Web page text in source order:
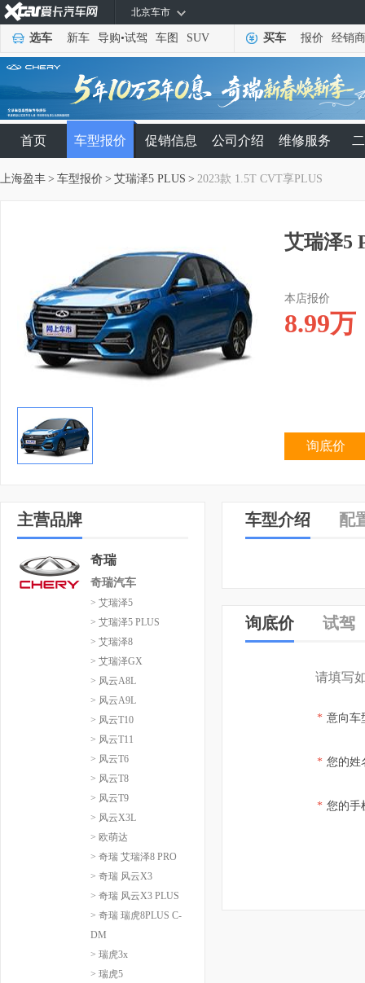
北京车市
选车 新车 导购•试驾 车图 SUV 买车 报价 经销商
首页 车型报价 促销信息 公司介绍 维修服务
上海盈丰 > 车型报价 > 艾瑞泽5 PLUS > 2023款 1.5T CVT享PLUS
艾瑞泽5
本店报价
8.99万
询底价
主营品牌
奇瑞
奇瑞汽车
> 艾瑞泽5
> 艾瑞泽5 PLUS
> 艾瑞泽8
> 艾瑞泽GX
> 风云A8L
> 风云A9L
> 风云T10
> 风云T11
> 风云T6
> 风云T8
> 风云T9
> 风云X3L
> 欧萌达
> 奇瑞 艾瑞泽8 PRO
> 奇瑞 风云X3
> 奇瑞 风云X3 PLUS
> 奇瑞 瑞虎8PLUS C-
DM
> 瑞虎3x
> 瑞虎5
车型介绍 配
询底价 试驾
请填写
* 意向车
* 您的姓
* 您的手